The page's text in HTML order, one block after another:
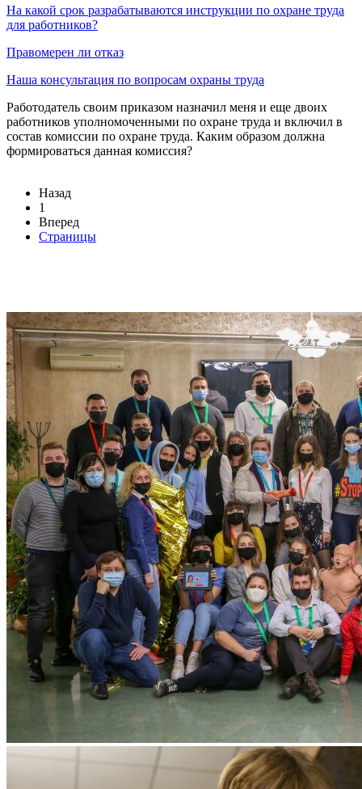
На какой срок разрабатываются инструкции по охране труда
для работников?
Правомерен ли отказ
Наша консультация по вопросам охраны труда
Работодатель своим приказом назначил меня и еще двоих
работников уполномоченными по охране труда и включил в
состав комиссии по охране труда. Каким образом должна
формироваться данная комиссия?
Назад
1
Вперед
Страницы